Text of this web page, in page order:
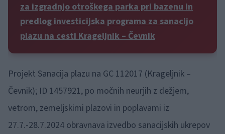
za izgradnjo otroškega parka pri bazenu in
predlog investicijska programa za sanacijo
plazu na cesti Krageljnik – Čevnik
Projekt Sanacija plazu na GC 112017 (Krageljnik –
Čevnik); ID 1457921, po močnih neurjih z dežjem,
vetrom, zemeljskimi plazovi in poplavami iz
27.7.-28.7.2024 obravnava izvedbo sanacijskih ukrepov